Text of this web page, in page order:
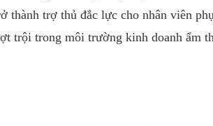
thành trợ thủ đắc lực cho nhân viên
trội trong môi trường kinh doanh ẩm